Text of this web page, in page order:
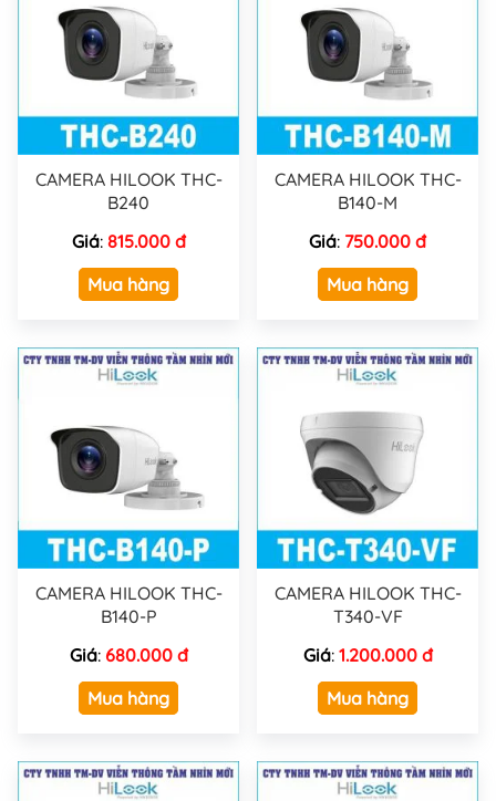
CAMERA HILOOK THC-
B240
Giá: 815.000 đ
Mua hàng
CAMERA HILOOK THC-
B140-M
Giá: 750.000 đ
Mua hàng
CAMERA HILOOK THC-
B140-P
Giá: 680.000 đ
Mua hàng
CAMERA HILOOK THC-
T340-VF
Giá: 1.200.000 đ
Mua hàng